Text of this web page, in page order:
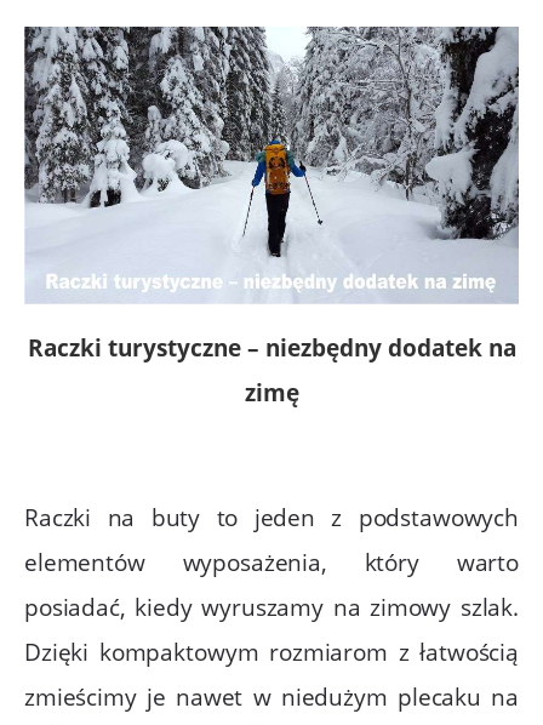
Raczki turystyczne – niezbędny dodatek na
zimę
Raczki na buty to jeden z podstawowych
elementów wyposażenia, który warto
posiadać, kiedy wyruszamy na zimowy szlak.
Dzięki kompaktowym rozmiarom z łatwością
zmieścimy je nawet w niedużym plecaku na